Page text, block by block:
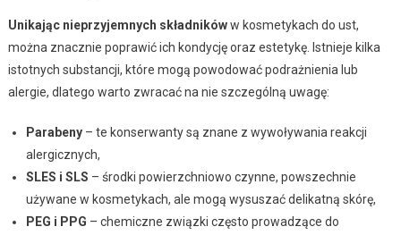
Unikając nieprzyjemnych składnikóww kosmetykach do ust,
można znacznie poprawić ich kondycję oraz estetykę. Istnieje kilka
istotnych substancji, które mogą powodować podrażnienia lub
alergie, dlatego warto zwracać na nie szczególną uwagę:
Parabeny– te konserwanty są znane z wywoływania reakcji
alergicznych,
SLES i SLS – środki powierzchniowo czynne, powszechnie
używane w kosmetykach, ale mogą wysuszać delikatną skórę,
PEG i PPG – chemiczne związki często prowadzące do